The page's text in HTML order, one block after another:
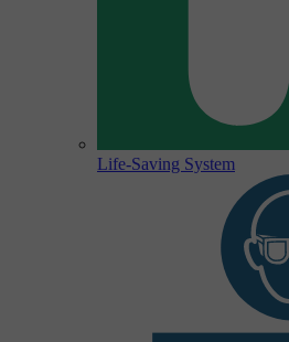
Life-Saving System